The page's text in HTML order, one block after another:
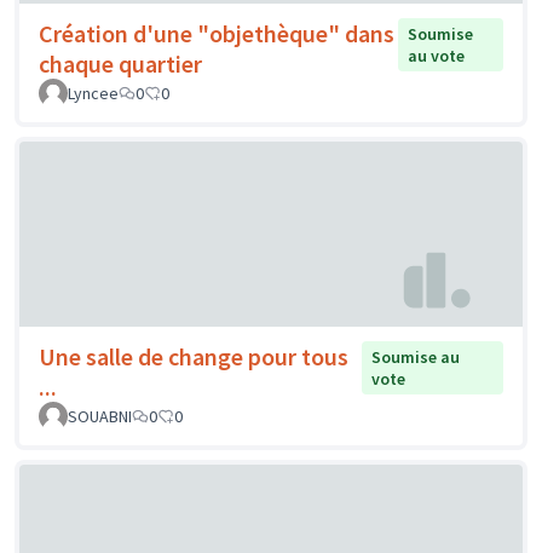
Création d'une "objethèque" dans
chaque quartier
Soumise
au vote
Lyncee
0 0
Une salle de change pour tous
...
Soumise au
vote
SOUABNI
0 0